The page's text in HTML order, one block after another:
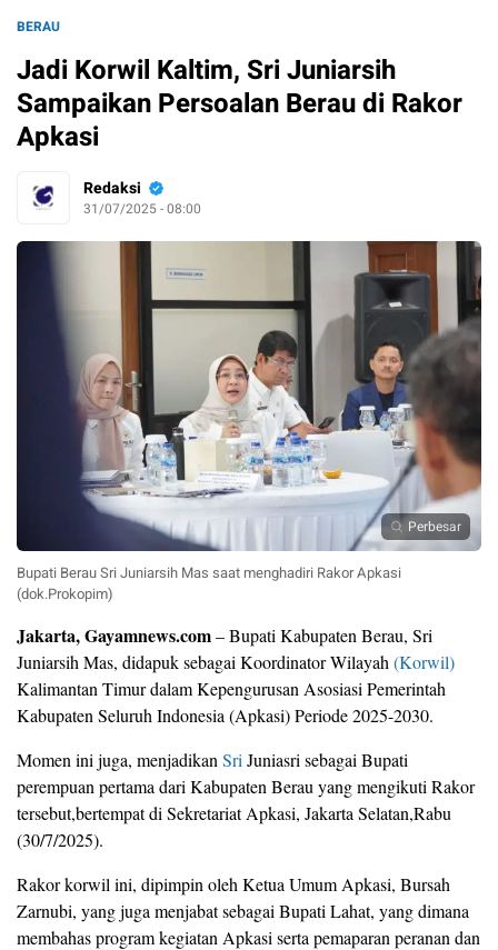
BERAU
Jadi Korwil Kaltim, Sri Juniarsih
Sampaikan Persoalan Berau di Rakor
Apkasi
Redaksi
31/07/2025 - 08:00
Perbesar
Bupati Berau Sri Juniarsih Mas saat menghadiri Rakor Apkasi
(dok.Prokopim)
Jakarta, Gayamnews.com– Bupati Kabupaten Berau, Sri
Juniarsih Mas, didapuk sebagai Koordinator Wilayah(Korwil)
Kalimantan Timur dalam Kepengurusan Asosiasi Pemerintah
Kabupaten Seluruh Indonesia (Apkasi) Periode 2025-2030.
Momen ini juga, menjadikanSriJuniasri sebagai Bupati
perempuan pertama dari Kabupaten Berau yang mengikuti Rakor
tersebut,bertempat di Sekretariat Apkasi, Jakarta Selatan,Rabu
(30/7/2025).
Rakor korwil ini, dipimpin oleh Ketua Umum Apkasi, Bursah
Zarnubi, yang juga menjabat sebagai Bupati Lahat, yang dimana
membahas program kegiatan Apkasi serta pemaparan peranan dan